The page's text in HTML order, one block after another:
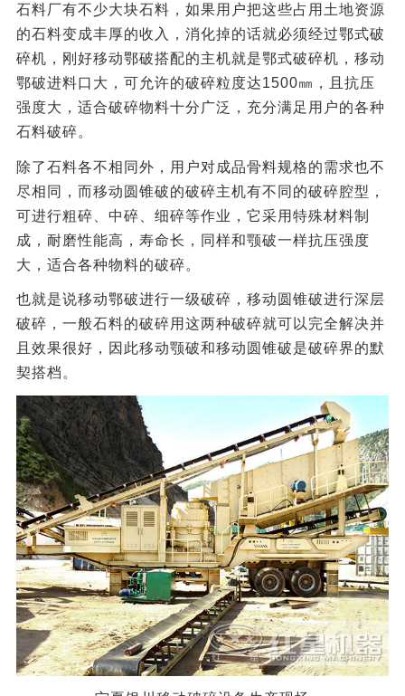
石料厂有不少大块石料，如果用户把这些占用土地资源
的石料变成丰厚的收入，消化掉的话就必须经过鄂式破
碎机，刚好移动鄂破搭配的主机就是鄂式破碎机，移动
鄂破进料口大，可允许的破碎粒度达1500㎜，且抗压
强度大，适合破碎物料十分广泛，充分满足用户的各种
石料破碎。
除了石料各不相同外，用户对成品骨料规格的需求也不
尽相同，而移动圆锥破的破碎主机有不同的破碎腔型，
可进行粗碎、中碎、细碎等作业，它采用特殊材料制
成，耐磨性能高，寿命长，同样和颚破一样抗压强度
大，适合各种物料的破碎。
也就是说移动鄂破进行一级破碎，移动圆锥破进行深层
破碎，一般石料的破碎用这两种破碎就可以完全解决并
且效果很好，因此移动颚破和移动圆锥破是破碎界的默
契搭档。